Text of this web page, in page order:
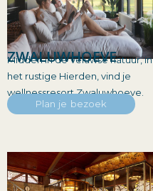
ZWALUWHOEVE
Midden in de Veluwse natuur, in
het rustige Hierden, vind je
wellnessresort Zwaluwhoeve.
Plan je bezoek